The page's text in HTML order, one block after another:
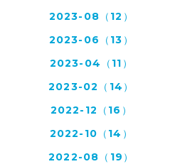
2023-08（12）
2023-06（13）
2023-04（11）
2023-02（14）
2022-12（16）
2022-10（14）
2022-08（19）